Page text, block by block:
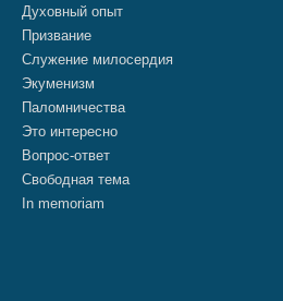
Духовный опыт
Призвание
Служение милосердия
Экуменизм
Паломничества
Это интересно
Вопрос-ответ
Свободная тема
In memoriam